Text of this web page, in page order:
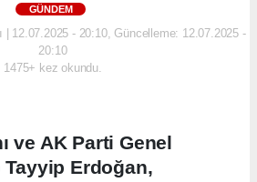
GÜNDEM
| 12.07.2025 - 20:10, Güncelleme: 12.07.2025 -
20:10
1475+ kez okundu.
ve AK Parti Genel
Tayyip Erdoğan,